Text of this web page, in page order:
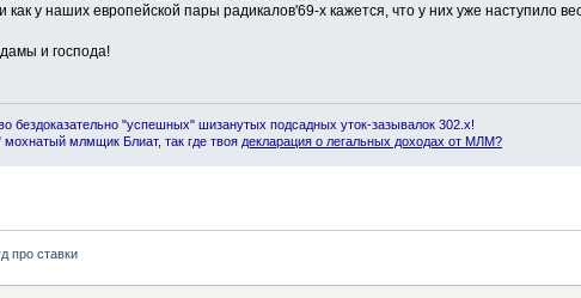
как у наших европейской пары радикалов'69-х кажется, что у них уже наступило
и господа!
бездоказательно "успешных" шизанутых подсадных уток-зазывалок 302.x!
млмщик Блиат, так где твоя декларация о легальных доходах от МЛМ?
про ставки